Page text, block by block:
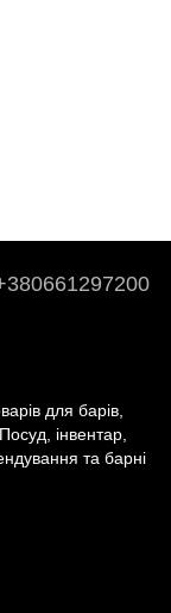
для барів,
інвентар,
та барні